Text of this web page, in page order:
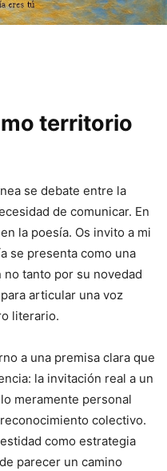
territorio
se debate entre la
de comunicar. En
la poesía. Os invito a mi
se presenta como una
tanto por su novedad
articular una voz
literario.
a una premisa clara que
la invitación real a un
meramente personal
colectivo.
como estrategia
parecer un camino